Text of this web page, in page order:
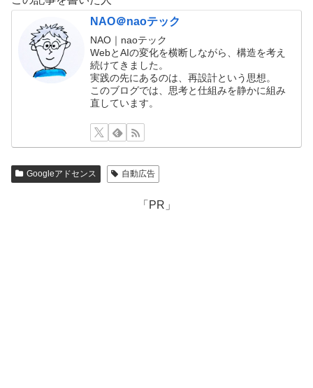
NAO＠naoテック
NAO｜naoテック
WebとAIの変化を横断しながら、構造を考え
続けてきました。
実践の先にあるのは、再設計という思想。
このブログでは、思考と仕組みを静かに組み
直しています。
Googleアドセンス 自動広告
「PR」